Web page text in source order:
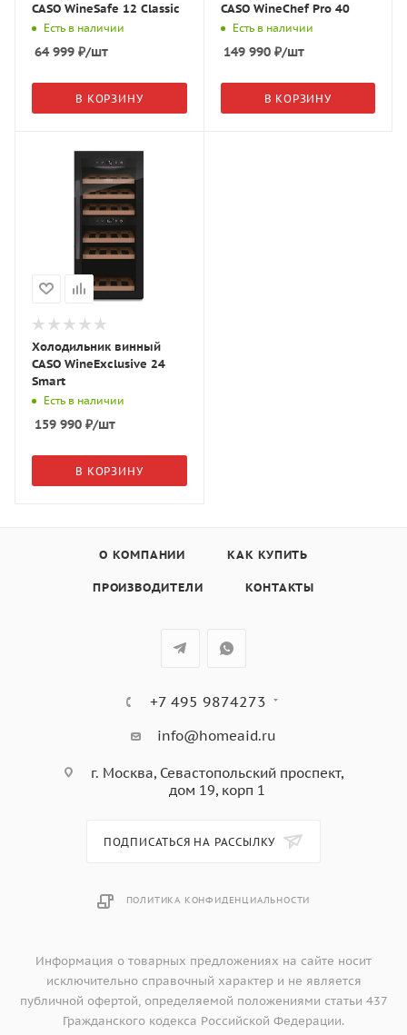
CASO WineSafe 12 Classic
Есть в наличии
64 999 ₽/шт
В КОРЗИНУ
CASO WineChef Pro 40
Есть в наличии
149 990₽/шт
В КОРЗИНУ
Холодильник винный
CASO WineExclusive 24
Smart
Есть в наличии
159 990 ₽/шт
В КОРЗИНУ
О КОМПАНИИ КАК КУПИТЬ
ПРОИЗВОДИТЕЛИ КОНТАКТЫ
+7 495 9874273
info@homeaid.ru
г. Москва, Севастопольский проспект,
дом 19, корп 1
ПОДПИСАТЬСЯ НА РАССЫЛКУ
ПОЛИТИКА КОНФИДЕНЦИАЛЬНОСТИ
Информация о товарных предложениях на сайте носит
исключительно справочный характер и не является
публичной офертой, определяемой положениями статьи 437
Гражданского кодекса Российской Федерации.